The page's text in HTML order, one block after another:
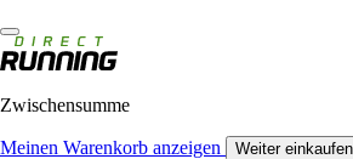
Zwischensumme
Meinen Warenkorb anzeigen Weiter einkaufen